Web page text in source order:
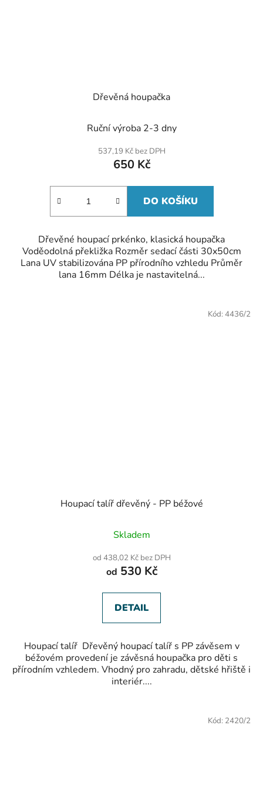
Dřevěná houpačka
Ruční výroba 2-3 dny
537,19 Kč bez DPH
650 Kč
DO KOŠÍKU
Dřevěné houpací prkénko, klasická houpačka
Voděodolná překližka Rozměr sedací části 30x50cm
Lana UV stabilizována PP přírodního vzhledu Průměr
lana 16mm Délka je nastavitelná...
Houpací talíř dřevěný - PP béžové
Skladem
od 438,02 Kč bez DPH
od 530 Kč
DETAIL
Houpací talíř Dřevěný houpací talíř s PP závěsem v
béžovém provedení je závěsná houpačka pro děti s
přírodním vzhledem. Vhodný pro zahradu, dětské hřiště i
interiér....
Kód: 4436/2
Kód: 2420/2